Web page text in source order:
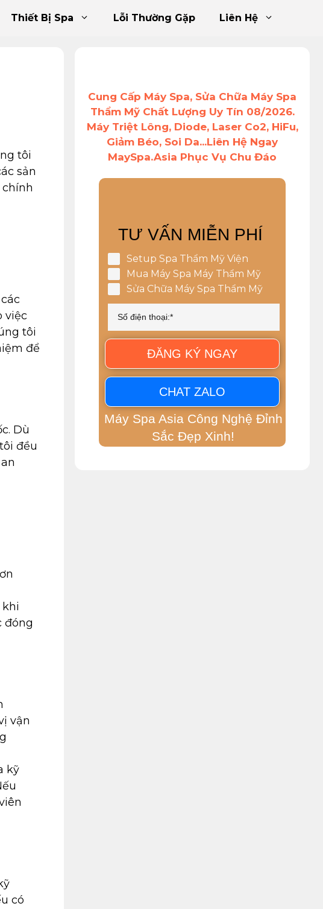
Thiết Bị Spa Lỗi Thường Gặp Liên Hệ
tôi
sản
việc
tôi
để
Dù
đều
đóng
vận
kỹ
có
Cung Cấp Máy Spa, Sửa Chữa Máy Spa
Thẩm Mỹ Chất Lượng Uy Tín 08/2026.
Máy Triệt Lông, Diode, Laser Co2, HiFu,
Giảm Béo, Soi Da...Liên Hệ Ngay
MaySpa.Asia Phục Vụ Chu Đáo
TƯ VẤN MIỄN PHÍ
Máy Spa Asia Công Nghệ Đỉnh
Sắc Đẹp Xinh!
ĐĂNG KÝ NGAY
Setup Spa Thẩm Mỹ Viện
Mua Máy Spa Máy Thẩm Mỹ
Sửa Chữa Máy Spa Thẩm Mỹ
CHAT ZALO